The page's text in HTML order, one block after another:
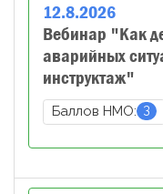
12.8.2026
Вебинар "Как
аварийных
инструктаж"
Баллов НМО: 3